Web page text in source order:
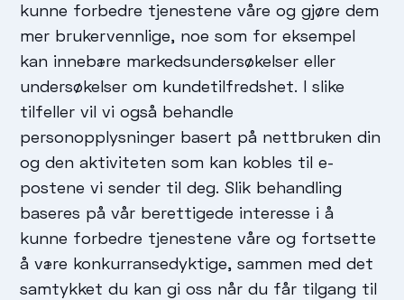
kunne forbedre tjenestene våre og gjøre dem
mer brukervennlige, noe som for eksempel
kan innebære markedsundersøkelser eller
undersøkelser om kundetilfredshet. I slike
tilfeller vil vi også behandle
personopplysninger basert på nettbruken din
og den aktiviteten som kan kobles til e-
postene vi sender til deg. Slik behandling
baseres på vår berettigede interesse i å
kunne forbedre tjenestene våre og fortsette
å være konkurransedyktige, sammen med det
samtykket du kan gi oss når du får tilgang til